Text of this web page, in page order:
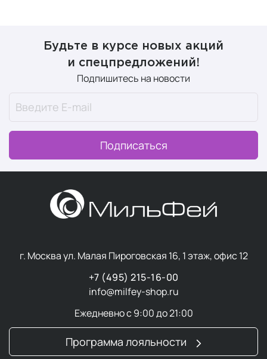
Натуральные биодоступные
комплексы
Церамидыиз соевых бобов и сфинголипиды
трансэпидермальную потерю влаги и купируют
из оливкового масла — один из
мощнейших источников жирных кислот. Смягчает
кожу, устраняет шелушение, насыщает клетки
Экстракты-адаптогены
полынь, перилла) нормализуют работу сальных
реактивность кожи при дерматитах.
Защита от агрессивных
Продукты обогащены хондроитинсульфатом натрия и
ферментами бифидобактерий. Первый
Будьте в курсе новых акций
и спецпредложений!
Подпишитесь на новости
Подписаться
г. Москва ул. Малая Пироговская 16, 1 этаж, офис 12
+7 (495) 215-16-00
info@milfey-shop.ru
Ежедневно с 9:00 до 21:00
Программа лояльности